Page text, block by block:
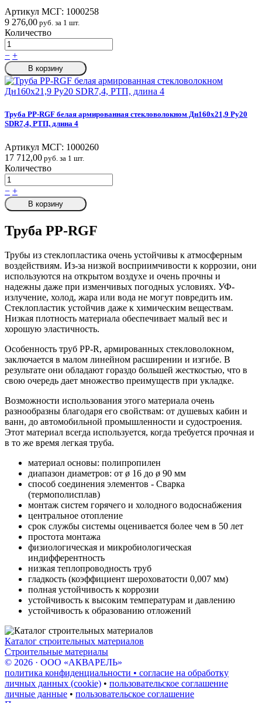
Артикул МСГ: 1000258
9 276,00 руб. за 1 шт.
Количество
− +
В корзину
Труба PP-RGF белая армированная стекловолокном Дн160х21,9 Ру20
SDR7,4, РТП, длина 4
Артикул МСГ: 1000260
17 712,00 руб. за 1 шт.
Количество
− +
В корзину
Труба PP-RGF
Трубы из стеклопластика очень устойчивы к атмосферным
воздействиям. Из-за низкой восприимчивости к коррозии, они
используются на открытом воздухе и очень прочны и
надежны даже при изменчивых погодных условиях. УФ-
излучение, холод, жара или вода не могут повредить им.
Стеклопластик устойчив даже к химическим веществам.
Низкая плотность материала обеспечивает малый вес и
хорошую эластичность.
Особенность труб PP-R, армированных стекловолокном,
заключается в малом линейном расширении и изгибе. В
результате они обладают гораздо большей жесткостью, что в
свою очередь дает множество преимуществ при укладке.
Возможности использования этого материала очень
разнообразны благодаря его свойствам: от душевых кабин и
ванн, до автомобильной промышленности и судостроения.
Этот материал всегда используется, когда требуется прочная и
в то же время легкая труба.
материал основы: полипропилен
диапазон диаметров: от ø 16 до ø 90 мм
способ соединения элементов - Сварка
(термополисплав)
монтаж систем горячего и холодного водоснабжения
центральное отопление
срок службы системы оценивается более чем в 50 лет
простота монтажа
физиологическая и микробиологическая
индифферентность
низкая теплопроводность труб
гладкость (коэффициент шероховатости 0,007 мм)
полная устойчивость к коррозии
устойчивость к высоким температурам и давлению
устойчивость к образованию отложений
Каталог строительных материалов
Строительные материалы
© 2026 · ООО «АКВАРЕЛЬ»
политика конфиденциальности • согласие на обработку
личных данных (cookie) • пользовательское соглашение
личные данные • пользовательское соглашение